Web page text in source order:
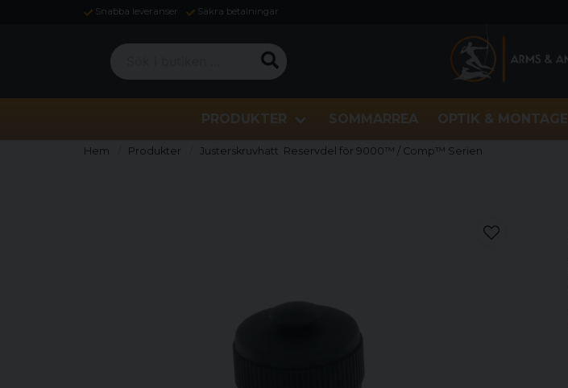
Snabba leveranser Säkra betalningar
Sök i butiken ...
PRODUKTER SOMMARREA OPTIK & MONTAGE
Hem Produkter Justerskruvhatt Reservdel för 9000™ / Comp™ Serien